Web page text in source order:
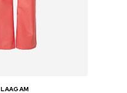
LAAGAM